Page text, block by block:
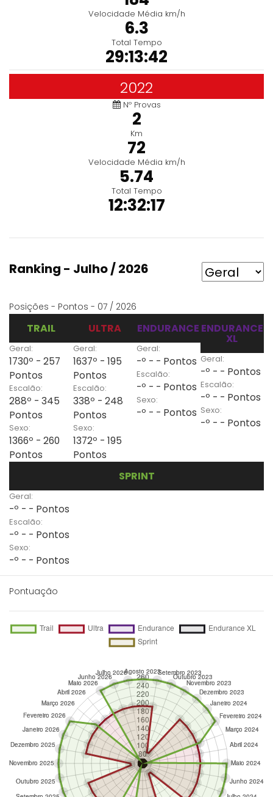
Velocidade Média km/h
6.3
Total Tempo
29:13:42
2022
Nº Provas
2
Km
72
Velocidade Média km/h
5.74
Total Tempo
12:32:17
Ranking - Julho / 2026
Posições - Pontos - 07 / 2026
TRAIL
Geral:
1730º - 257
Pontos
Escalão:
288º - 345
Pontos
Sexo:
1366º - 260
Pontos
ULTRA
Geral:
1637º - 195
Pontos
Escalão:
338º - 248
Pontos
Sexo:
1372º - 195
Pontos
ENDURANCE
Geral:
-º - - Pontos
Escalão:
-º - - Pontos
Sexo:
-º - - Pontos
ENDURANCE
XL
Geral:
-º - - Pontos
Escalão:
-º - - Pontos
Sexo:
-º - - Pontos
SPRINT
Geral:
-º - - Pontos
Escalão:
-º - - Pontos
Sexo:
-º - - Pontos
Pontuação